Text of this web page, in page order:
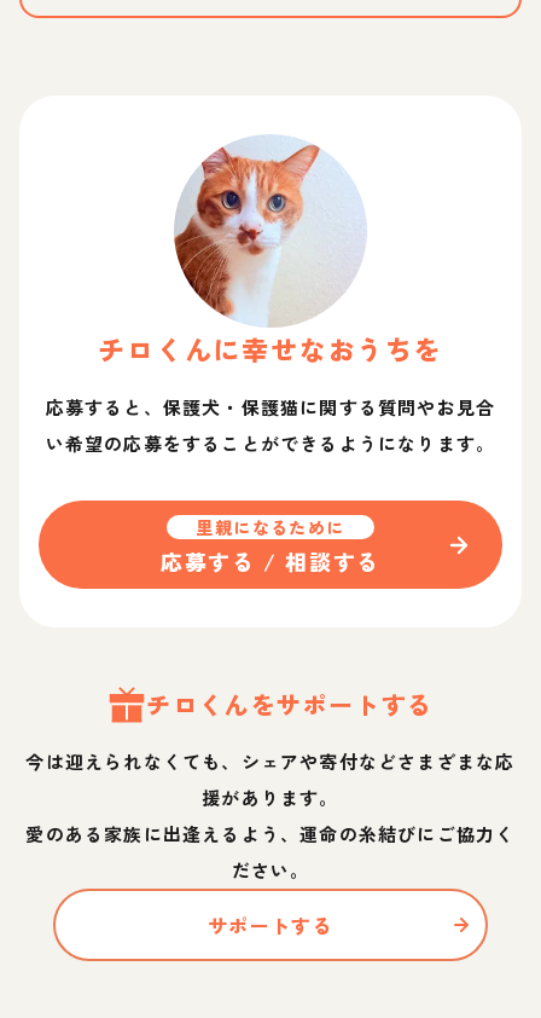
チロ くんに幸せなおうちを
応募すると、保護犬・保護猫に関する質問やお見合
い希望の応募をすることができるようになります。
里親になるために
応募する / 相談する
チロ くんをサポートする
今は迎えられなくても、シェアや寄付などさまざまな応
援があります。
愛のある家族に出逢えるよう、運命の糸結びにご協力く
ださい。
サポートする